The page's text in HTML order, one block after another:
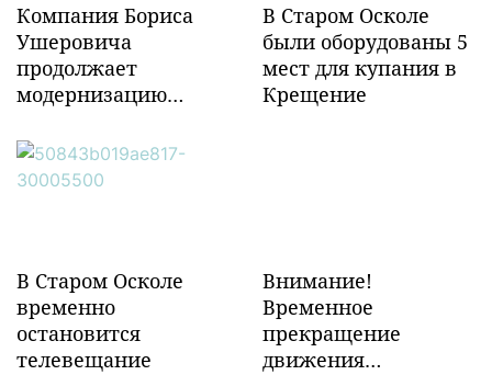
Компания Бориса
Ушеровича
продолжает
модернизацию
инфраструктуры в
Забайкалье
В Старом Осколе
были оборудованы 5
мест для купания в
Крещение
В Старом Осколе
временно
остановится
телевещание
Внимание!
Временное
прекращение
движения